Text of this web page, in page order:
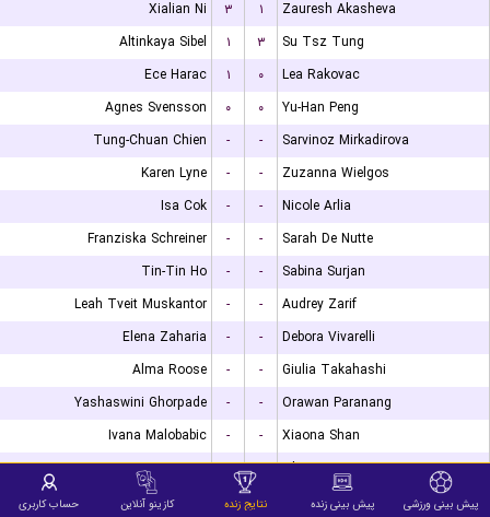
Xialian Ni
۳ ۱
Zauresh Akasheva
Altinkaya Sibel
۱ ۳
Su Tsz Tung
Ece Harac
۱ ۰
Lea Rakovac
Agnes Svensson
۰ ۰
Yu-Han Peng
Tung-Chuan Chien
- -
Sarvinoz Mirkadirova
Karen Lyne
- -
Zuzanna Wielgos
Isa Cok
- -
Nicole Arlia
Franziska Schreiner
- -
Sarah De Nutte
Tin-Tin Ho
- -
Sabina Surjan
Leah Tveit Muskantor
- -
Audrey Zarif
Elena Zaharia
- -
Debora Vivarelli
Alma Roose
- -
Giulia Takahashi
Yashaswini Ghorpade
- -
Orawan Paranang
Ivana Malobabic
- -
Xiaona Shan
Wing Lam Ng
- -
Lilou Massart
Laura Watanabe
- - Gaia Monfardini پیش بینی ورزشی پیش بینی زنده نتایج زنده کازینو آنلاین حساب کاربری